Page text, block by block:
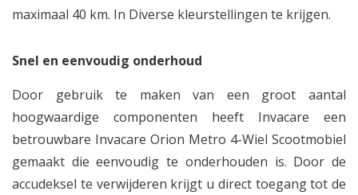
maximaal 40 km. In Diverse kleurstellingen te krijgen.
Snel en eenvoudig onderhoud
Door gebruik te maken van een groot aantal
hoogwaardige componenten heeft Invacare een
betrouwbare Invacare Orion Metro 4-Wiel Scootmobiel
gemaakt die eenvoudig te onderhouden is. Door de
accudeksel te verwijderen krijgt u direct toegang tot de